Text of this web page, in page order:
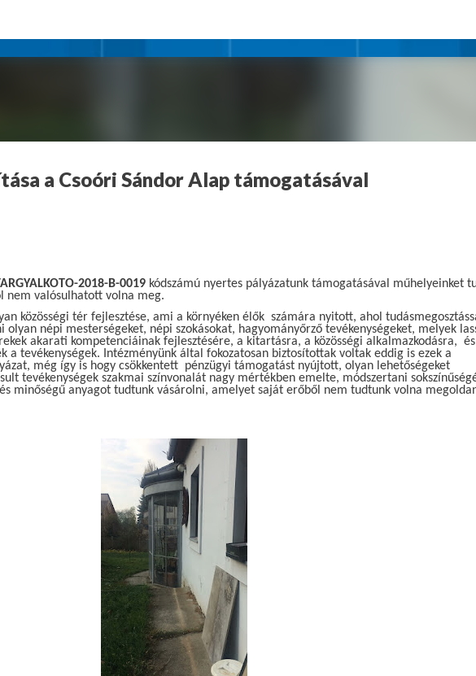
a Csoóri Sándor Alap támogatásával
2018-B-0019kódszámú nyertes pályázatunk támogatásával műhelyeinket
valósulhatott volna meg.
közösségi tér fejlesztése, ami a környéken élők számára nyitott, ahol
népi mesterségeket, népi szokásokat, hagyományőrző tevékenységeket, melyek
akarati kompetenciáinak fejlesztésére, a kitartásra, a közösségi alkalmazkodásra,
a tevékenységek. Intézményünk által fokozatosan biztosítottak voltak eddig is ezek a
még így is hogy csökkentett pénzügyi támogatást nyújtott, olyan lehetőségeket
tevékenységek szakmai színvonalát nagy mértékben emelte, módszertani
minőségű anyagot tudtunk vásárolni, amelyet saját erőből nem tudtunk volna